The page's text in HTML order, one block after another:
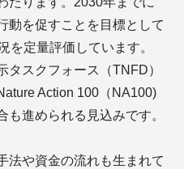
動を促すことを目標として
を定量評価しています。
タスクフォース（TNFD）
Action 100（NA100)
進められる見込みです。
法や資金の流れも生まれて